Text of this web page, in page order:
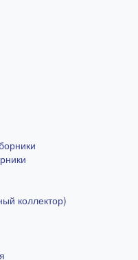
коллектор)